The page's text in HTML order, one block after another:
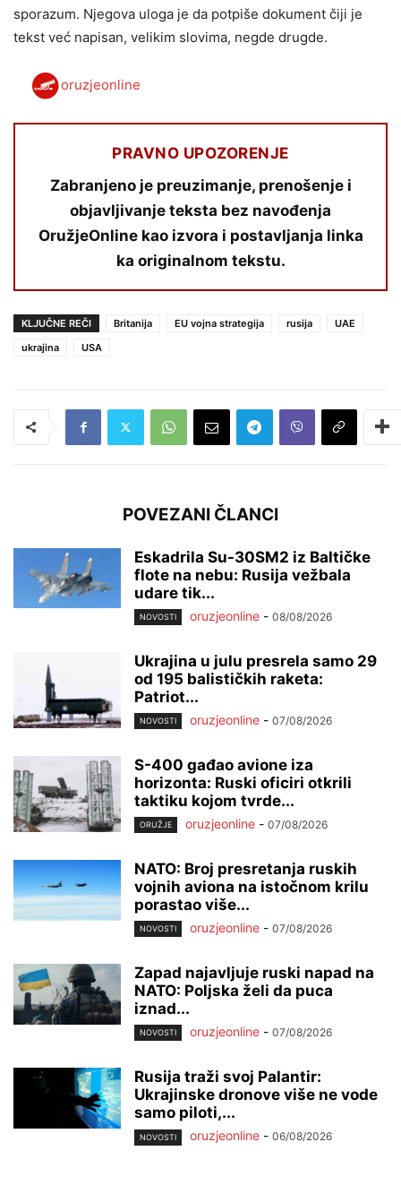
sporazum. Njegova uloga je da potpiše dokument čiji je
tekst već napisan, velikim slovima, negde drugde.
oruzjeonline
PRAVNO UPOZORENJE
Zabranjeno je preuzimanje, prenošenje i
objavljivanje teksta bez navođenja
OružjeOnline kao izvora i postavljanja linka
ka originalnom tekstu.
KLJUČNE REČI Britanija EU vojna strategija rusija
UAE
ukrajina
USA
POVEZANI ČLANCI
Eskadrila Su-30SM2 iz Baltičke
flote na nebu: Rusija vežbala
udare tik...
NOVOSTI oruzjeonline - 08/08/2026
Ukrajina u julu presrela samo 29
od 195 balističkih raketa:
Patriot...
NOVOSTI oruzjeonline - 07/08/2026
S-400 gađao avione iza
horizonta: Ruski oficiri otkrili
taktiku kojom tvrde...
ORUŽJE oruzjeonline - 07/08/2026
NATO: Broj presretanja ruskih
vojnih aviona na istočnom krilu
porastao više...
NOVOSTI oruzjeonline - 07/08/2026
Zapad najavljuje ruski napad na
NATO: Poljska želi da puca
iznad...
NOVOSTI oruzjeonline - 07/08/2026
Rusija traži svoj Palantir:
Ukrajinske dronove više ne vode
samo piloti,...
NOVOSTI oruzjeonline - 06/08/2026